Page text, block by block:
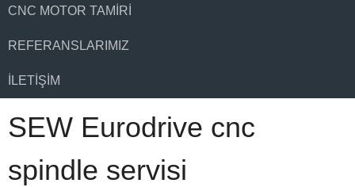
CNC MOTOR TAMIRI
REFERANSLARIMIZ
İLETIŞIM
SEW Eurodrive cnc
spindle servisi